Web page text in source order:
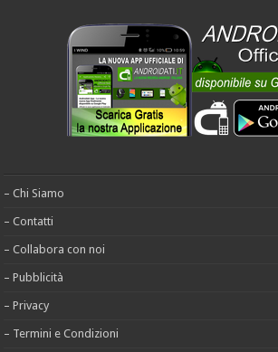
– Chi Siamo
– Contatti
– Collabora con noi
– Pubblicità
– Privacy
– Termini e Condizioni